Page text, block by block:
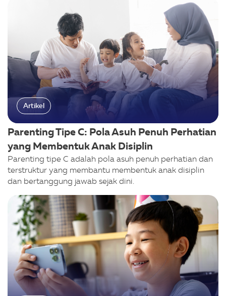
Artikel
Parenting Tipe C: Pola Asuh Penuh Perhatian
yang Membentuk Anak Disiplin
Parenting tipe C adalah pola asuh penuh perhatian dan
terstruktur yang membantu membentuk anak disiplin
dan bertanggung jawab sejak dini.